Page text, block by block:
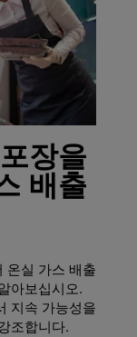
장을
배출
온실 가스 배출
아보십시오.
지속 가능성을
조합니다.